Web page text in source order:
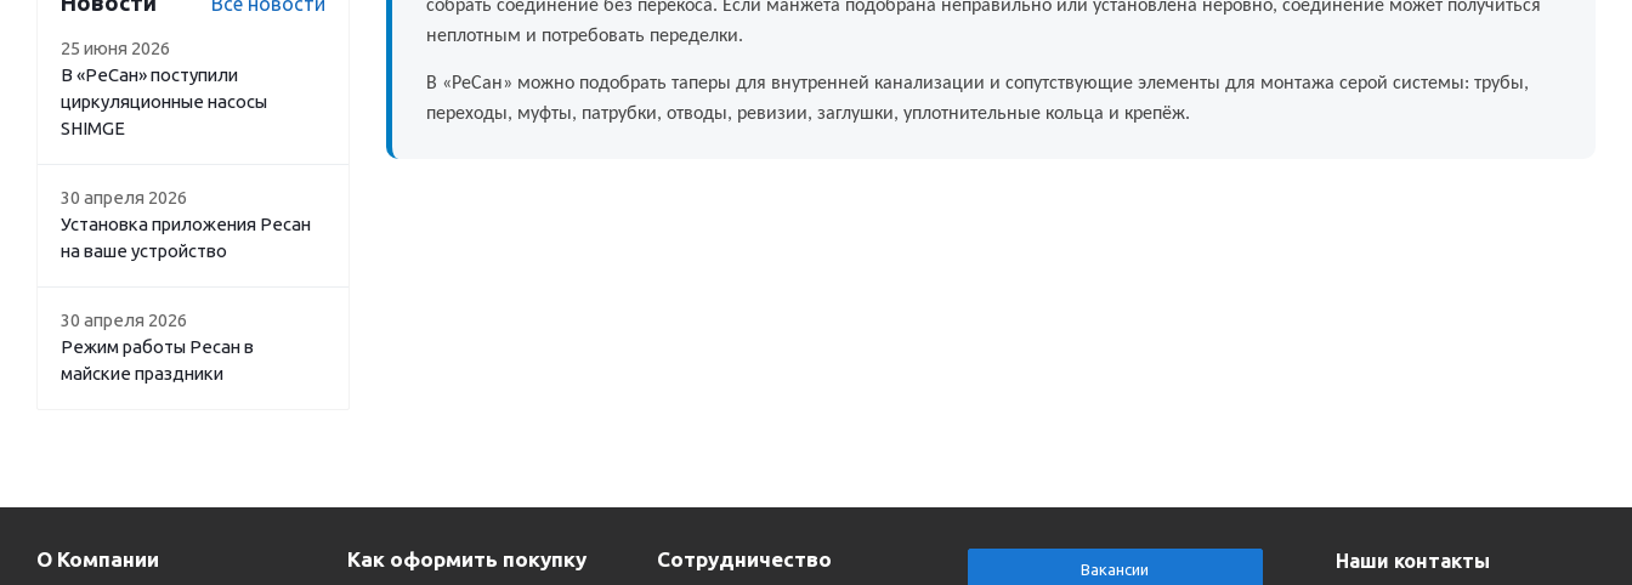
собрать соединение без перекоса. Если манжета подобрана неправильно или установлена неровно, соединение может получиться
неплотным и потребовать переделки.
В «РеСан» можно подобрать таперы для внутренней канализации и сопутствующие элементы для монтажа серой системы: трубы,
переходы, муфты, патрубки, отводы, ревизии, заглушки, уплотнительные кольца и крепёж.
25 июня 2026
В «РеСан» поступили
циркуляционные насосы
SHIMGE
30 апреля 2026
Установка приложения Ресан
на ваше устройство
30 апреля 2026
Режим работы Ресан в
майские праздники
О Компании Как оформить покупку Сотрудничество Вакансии Наши контакты